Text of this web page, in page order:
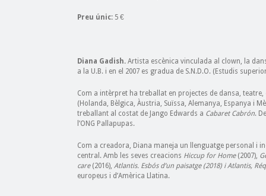
Preu únic: 5 €
Diana Gadish. Artista escènica vinculada al clown, la
a la U.B. i en el 2007 es gradua de S.N.D.O. (Estudis
Com a intèrpret ha treballat en projectes de dansa,
(Holanda, Bèlgica, Àustria, Suïssa, Alemanya, Espanya i
treballant al costat de Jango Edwards a Cabaret Cabrón.
l’ONG Pallapupas.
Com a creadora, Diana maneja un llenguatge personal i
central. Amb les seves creacions Hiccup for Home (2007),
care (2016), Atlantis. Esbós d’un paisatge (2018) i Atlantis,
europeus i d’Amèrica Llatina.